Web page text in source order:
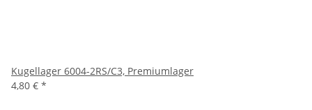
Kugellager 6004-2RS/C3, Premiumlager
4,80 € *